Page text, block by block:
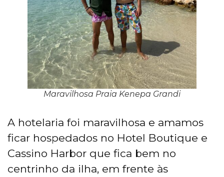
Maravilhosa Praia Kenepa Grandi
A hotelaria foi maravilhosa e amamos
ficar hospedados no Hotel Boutique e
Cassino Harbor que fica bem no
centrinho da ilha, em frente às